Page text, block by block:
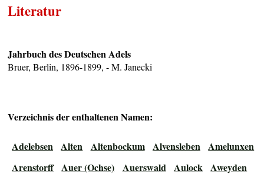
Literatur
Jahrbuch des Deutschen Adels
Bruer, Berlin, 1896-1899, - M. Janecki
Verzeichnis der enthaltenen Namen:
Adelebsen Alten Altenbockum Alvensleben Amelunxen
Arenstorff Auer (Ochse) Auerswald Aulock Aweyden